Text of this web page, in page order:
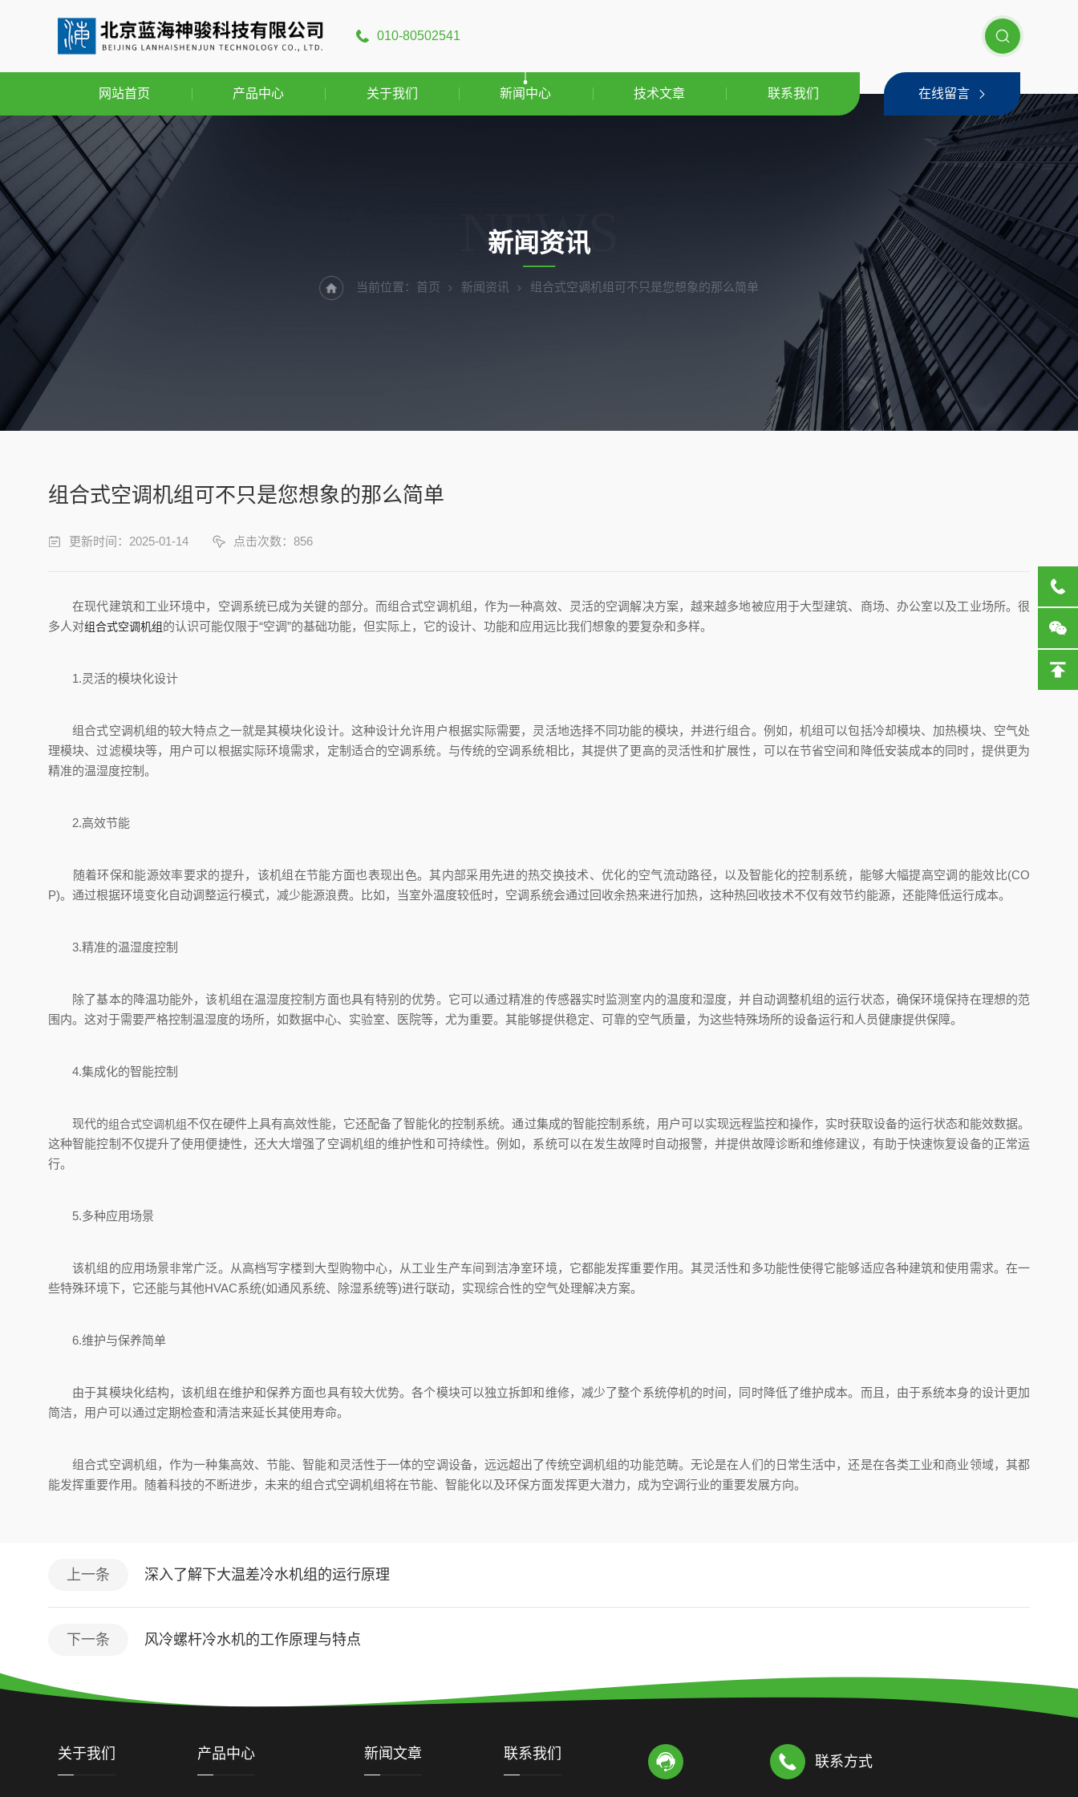
010-80502541
网站首页 产品中心 关于我们 新闻中心 技术文章 联系我们 在线留言
NEWS
新闻资讯
当前位置： 首页 新闻资讯 组合式空调机组可不只是您想象的那么简单
组合式空调机组可不只是您想象的那么简单
更新时间：2025-01-14 点击次数：856
在现代建筑和工业环境中，空调系统已成为关键的部分。而组合式空调机组，作为一种高效、灵活的空调解决方案，越来越多地被应用于大型建筑、商场、办公室以及工业场所。很
多人对组合式空调机组的认识可能仅限于“空调”的基础功能，但实际上，它的设计、功能和应用远比我们想象的要复杂和多样。
1.灵活的模块化设计
组合式空调机组的较大特点之一就是其模块化设计。这种设计允许用户根据实际需要，灵活地选择不同功能的模块，并进行组合。例如，机组可以包括冷却模块、加热模块、空气处
理模块、过滤模块等，用户可以根据实际环境需求，定制适合的空调系统。与传统的空调系统相比，其提供了更高的灵活性和扩展性，可以在节省空间和降低安装成本的同时，提供更为
精准的温湿度控制。
2.高效节能
随着环保和能源效率要求的提升，该机组在节能方面也表现出色。其内部采用先进的热交换技术、优化的空气流动路径，以及智能化的控制系统，能够大幅提高空调的能效比(CO
P)。通过根据环境变化自动调整运行模式，减少能源浪费。比如，当室外温度较低时，空调系统会通过回收余热来进行加热，这种热回收技术不仅有效节约能源，还能降低运行成本。
3.精准的温湿度控制
除了基本的降温功能外，该机组在温湿度控制方面也具有特别的优势。它可以通过精准的传感器实时监测室内的温度和湿度，并自动调整机组的运行状态，确保环境保持在理想的范
围内。这对于需要严格控制温湿度的场所，如数据中心、实验室、医院等，尤为重要。其能够提供稳定、可靠的空气质量，为这些特殊场所的设备运行和人员健康提供保障。
4.集成化的智能控制
现代的组合式空调机组不仅在硬件上具有高效性能，它还配备了智能化的控制系统。通过集成的智能控制系统，用户可以实现远程监控和操作，实时获取设备的运行状态和能效数据。
这种智能控制不仅提升了使用便捷性，还大大增强了空调机组的维护性和可持续性。例如，系统可以在发生故障时自动报警，并提供故障诊断和维修建议，有助于快速恢复设备的正常运
行。
5.多种应用场景
该机组的应用场景非常广泛。从高档写字楼到大型购物中心，从工业生产车间到洁净室环境，它都能发挥重要作用。其灵活性和多功能性使得它能够适应各种建筑和使用需求。在一
些特殊环境下，它还能与其他HVAC系统(如通风系统、除湿系统等)进行联动，实现综合性的空气处理解决方案。
6.维护与保养简单
由于其模块化结构，该机组在维护和保养方面也具有较大优势。各个模块可以独立拆卸和维修，减少了整个系统停机的时间，同时降低了维护成本。而且，由于系统本身的设计更加
简洁，用户可以通过定期检查和清洁来延长其使用寿命。
组合式空调机组，作为一种集高效、节能、智能和灵活性于一体的空调设备，远远超出了传统空调机组的功能范畴。无论是在人们的日常生活中，还是在各类工业和商业领域，其都
能发挥重要作用。随着科技的不断进步，未来的组合式空调机组将在节能、智能化以及环保方面发挥更大潜力，成为空调行业的重要发展方向。
上一条 深入了解下大温差冷水机组的运行原理
下一条 风冷螺杆冷水机的工作原理与特点
关于我们 产品中心 新闻文章 联系我们 联系方式